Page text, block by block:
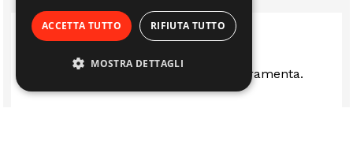
Ottima rivenditi stufe camini e ferramenta.
ACCETTA TUTTO RIFIUTA TUTTO
MOSTRA DETTAGLI